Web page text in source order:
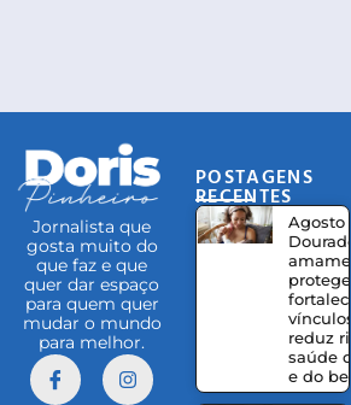
Jornalista que
gosta muito do
que faz e que
quer dar espaço
para quem quer
mudar o mundo
para melhor.
POSTAGENS
RECENTES
Agosto
Dourado:
protege,
fortalece
vínculos
reduz
saúde
e do